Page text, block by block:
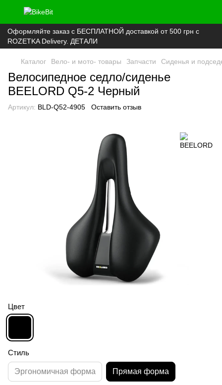
Оформляйте заказ с БЕСПЛАТНОЙ доставкой от 500 грн с
ROZETKA Delivery. ДЕТАЛИ
Каталог Вело- и мото- товары Запчасти Сиденья и
Велосипедное седло/сиденье
BEELORD Q5-2 Черный
Артикул: BLD-Q52-4905 Оставить отзыв
Цвет
Стиль
Эргономичная форма Прямая форма